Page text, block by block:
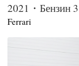
2021・Бензин
Ferrari